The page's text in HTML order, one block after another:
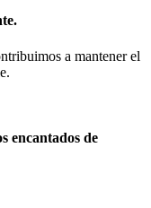
a mantener el
encantados de